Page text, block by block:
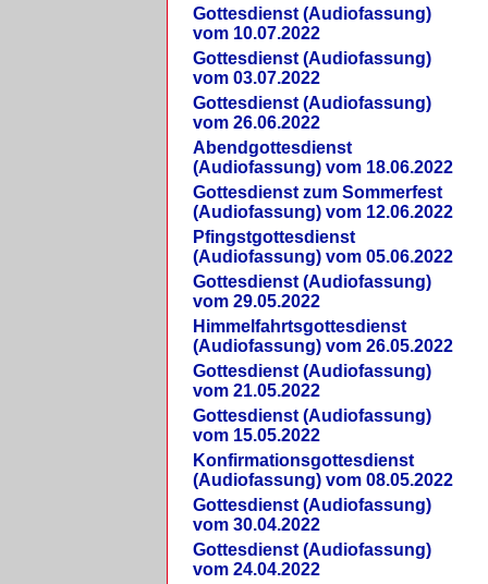
Gottesdienst (Audiofassung)
vom 10.07.2022
Gottesdienst (Audiofassung)
vom 03.07.2022
Gottesdienst (Audiofassung)
vom 26.06.2022
Abendgottesdienst
(Audiofassung) vom 18.06.2022
Gottesdienst zum Sommerfest
(Audiofassung) vom 12.06.2022
Pfingstgottesdienst
(Audiofassung) vom 05.06.2022
Gottesdienst (Audiofassung)
vom 29.05.2022
Himmelfahrtsgottesdienst
(Audiofassung) vom 26.05.2022
Gottesdienst (Audiofassung)
vom 21.05.2022
Gottesdienst (Audiofassung)
vom 15.05.2022
Konfirmationsgottesdienst
(Audiofassung) vom 08.05.2022
Gottesdienst (Audiofassung)
vom 30.04.2022
Gottesdienst (Audiofassung)
vom 24.04.2022